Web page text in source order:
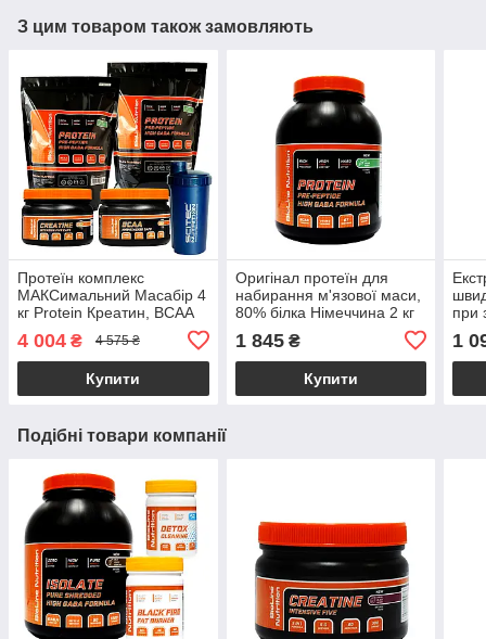
З цим товаром також замовляють
Протеїн комплекс
МАКСимальний Масабір 4
кг Protein Креатин, ВСАА
4 004 ₴ 4 575 ₴
Купити
Оригінал протеїн для
набирання м'язової маси,
80% білка Німеччина 2 кг
смак Морозиво Пломбір
1 845₴
Купити
при
1
Подібні товари компанії